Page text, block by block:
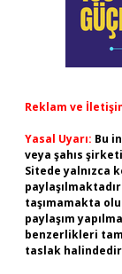
Reklam ve
Yasal Uyarı: Bu
veya şahıs
Sitede yalnızca
taşımamakta
paylaşım
benzerlikleri
taslak